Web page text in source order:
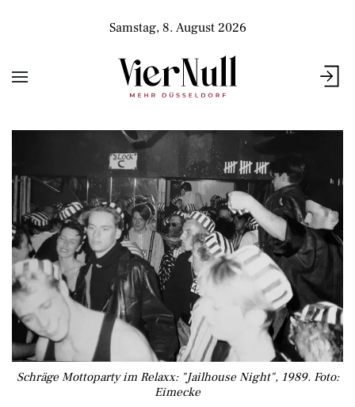
Samstag, 8. August 2026
Schräge Mottoparty im Relaxx: "Jailhouse Night", 1989. Foto:
Eimecke